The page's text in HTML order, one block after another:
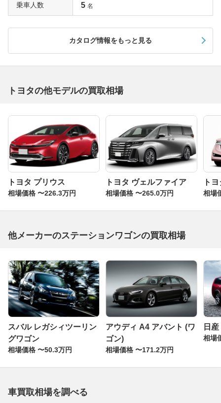
乗車人数 5 名
カタログ情報をもっと見る
トヨタの他モデルの買取相場
トヨタ プリウス
相場価格 〜226.3万円
トヨタ ヴェルファイア
相場価格 〜265.0万円
ト
相場
他メーカーのステーションワゴンの買取相場
スバル レガシィツーリン
グワゴン
相場価格 〜50.3万円
アウディ A4 アバント (ワ
ゴン)
相場価格 〜171.2万円
日
相場
車買取相場を調べる